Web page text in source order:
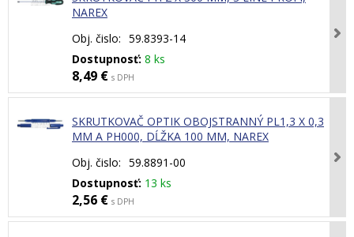
NAREX
Obj. čislo: 59.8393-14
Dostupnosť: 8 ks
8,49 € s DPH
SKRUTKOVAČ OPTIK OBOJSTRANNÝ PL1,3 X 0,3
MM A PH000, DĹŽKA 100 MM, NAREX
Obj. čislo: 59.8891-00
Dostupnosť: 13 ks
2,56 € s DPH